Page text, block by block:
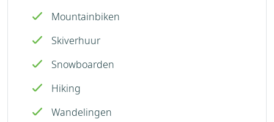
Mountainbiken
Skiverhuur
Snowboarden
Hiking
Wandelingen